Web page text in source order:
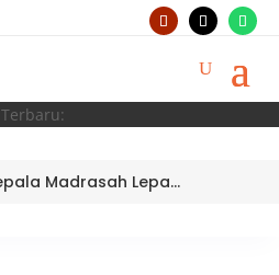
Terbaru:
Siap Go Internasional, Kepala Madrasah Lepas Tim Robotik MTsN 3 Kota Padang Ikuti World Robotic Center Competition 2026 di Malaysia